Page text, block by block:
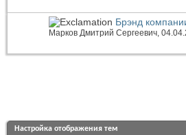
Брэнд
Марков Дмитрий Сергеевич,
Настройка отображения тем